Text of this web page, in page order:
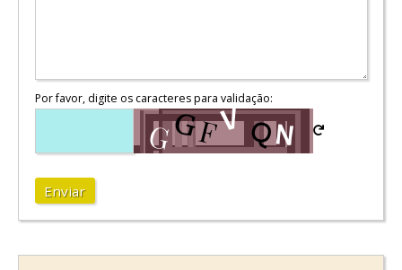
Por favor, digite os caracteres para validação:
Enviar